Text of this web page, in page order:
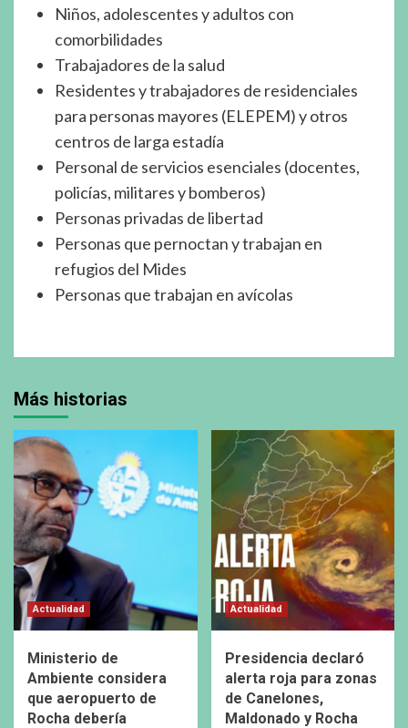
Niños, adolescentes y adultos con
comorbilidades
Trabajadores de la salud
Residentes y trabajadores de residenciales
para personas mayores (ELEPEM) y otros
centros de larga estadía
Personal de servicios esenciales (docentes,
policías, militares y bomberos)
Personas privadas de libertad
Personas que pernoctan y trabajan en
refugios del Mides
Personas que trabajan en avícolas
Más historias
Actualidad
Ministerio de
Ambiente considera
que aeropuerto de
Rocha debería
Actualidad
Presidencia declaró
alerta roja para zonas
de Canelones,
Maldonado y Rocha